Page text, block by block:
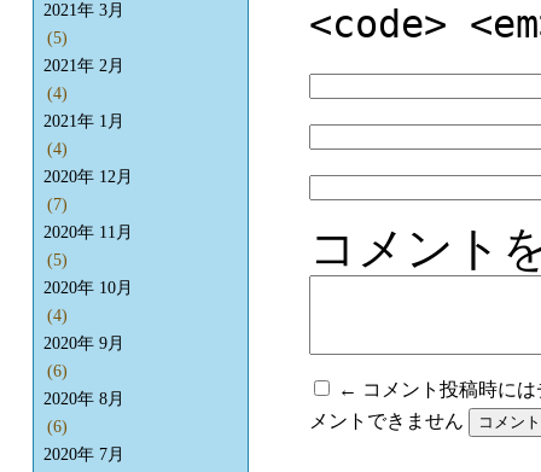
<code>
コメント
← コメント投稿時に
メントできません
2021年 3月
(5)
2021年 2月
(4)
2021年 1月
(4)
2020年 12月
(7)
2020年 11月
(5)
2020年 10月
(4)
2020年 9月
(6)
2020年 8月
(6)
2020年 7月